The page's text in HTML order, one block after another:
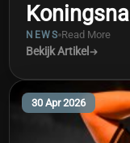
NEWS Read More
Bekijk Artikel
30 Apr 2026